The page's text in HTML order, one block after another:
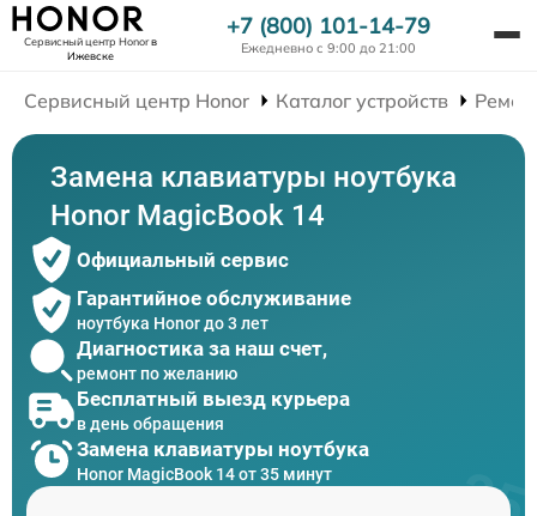
Сервисный центр Honorв
Ижевске
+7 (800) 101-14-79
Ежедневно с 9:00 до 21:00
Сервисный центр Honor Каталог устройств
Замена клавиатуры ноутбука
Honor MagicBook 14
Официальный сервис
Гарантийное обслуживание
ноутбука Honor до 3 лет
Диагностика за наш счет,
ремонт по желанию
Бесплатный выезд курьера
в день обращения
Замена клавиатуры ноутбука
Honor MagicBook 14 от 35 минут